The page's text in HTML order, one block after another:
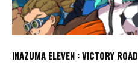
INAZUMA ELEVEN : VICTORY ROAD